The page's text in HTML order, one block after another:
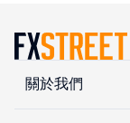
關於我們